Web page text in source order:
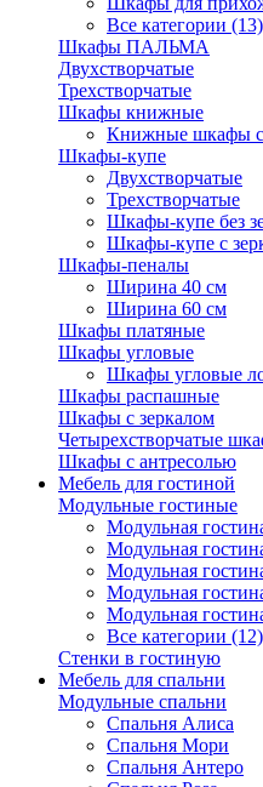
Все категории (13)
Шкафы ПАЛЬМА
Двухстворчатые
Трехстворчатые
Шкафы книжные
Книжные шкафы
Шкафы-купе
Двухстворчатые
Трехстворчатые
Шкафы-купе без
Шкафы-купе с
Шкафы-пеналы
Ширина 40 см
Ширина 60 см
Шкафы платяные
Шкафы угловые
Шкафы угловые
Шкафы распашные
Шкафы с зеркалом
Четырехстворчатые
Шкафы с антресолью
Мебель для гостиной
Модульные гостиные
Модульная
Модульная
Модульная
Модульная
Модульная
Все категории (12)
Стенки в гостиную
Мебель для спальни
Модульные спальни
Спальня Алиса
Спальня Мори
Спальня Антеро